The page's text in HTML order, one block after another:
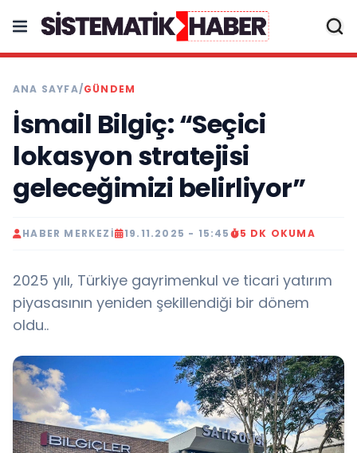
ANA SAYFA/GÜNDEM
İsmail Bilgiç: “Seçici
lokasyon stratejisi
geleceğimizi belirliyor”
HABER MERKEZI 19.11.2025 - 15:45 5 DK OKUMA
2025 yılı, Türkiye gayrimenkul ve ticari yatırım
piyasasının yeniden şekillendiği bir dönem
oldu..